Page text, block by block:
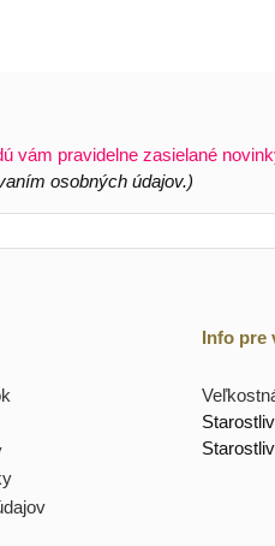
vám pravidelne zasielané
osobných údajov.)
Info pre